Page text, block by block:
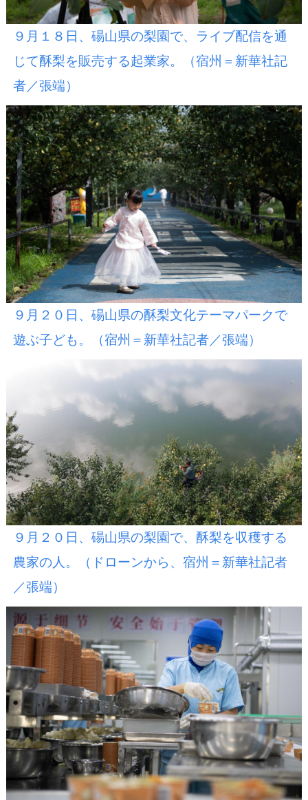
９月１８日、碭山県の梨園で、ライブ配信を通
じて酥梨を販売する起業家。（宿州＝新華社記
者／張端）
９月２０日、碭山県の酥梨文化テーマパークで
遊ぶ子ども。（宿州＝新華社記者／張端）
９月２０日、碭山県の梨園で、酥梨を収穫する
農家の人。（ドローンから、宿州＝新華社記者
／張端）